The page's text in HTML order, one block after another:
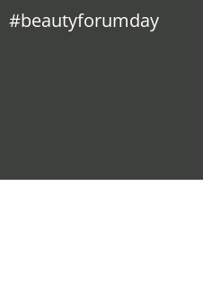
#beautyforumday